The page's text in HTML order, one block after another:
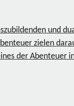
und
zielen
der Abenteuer